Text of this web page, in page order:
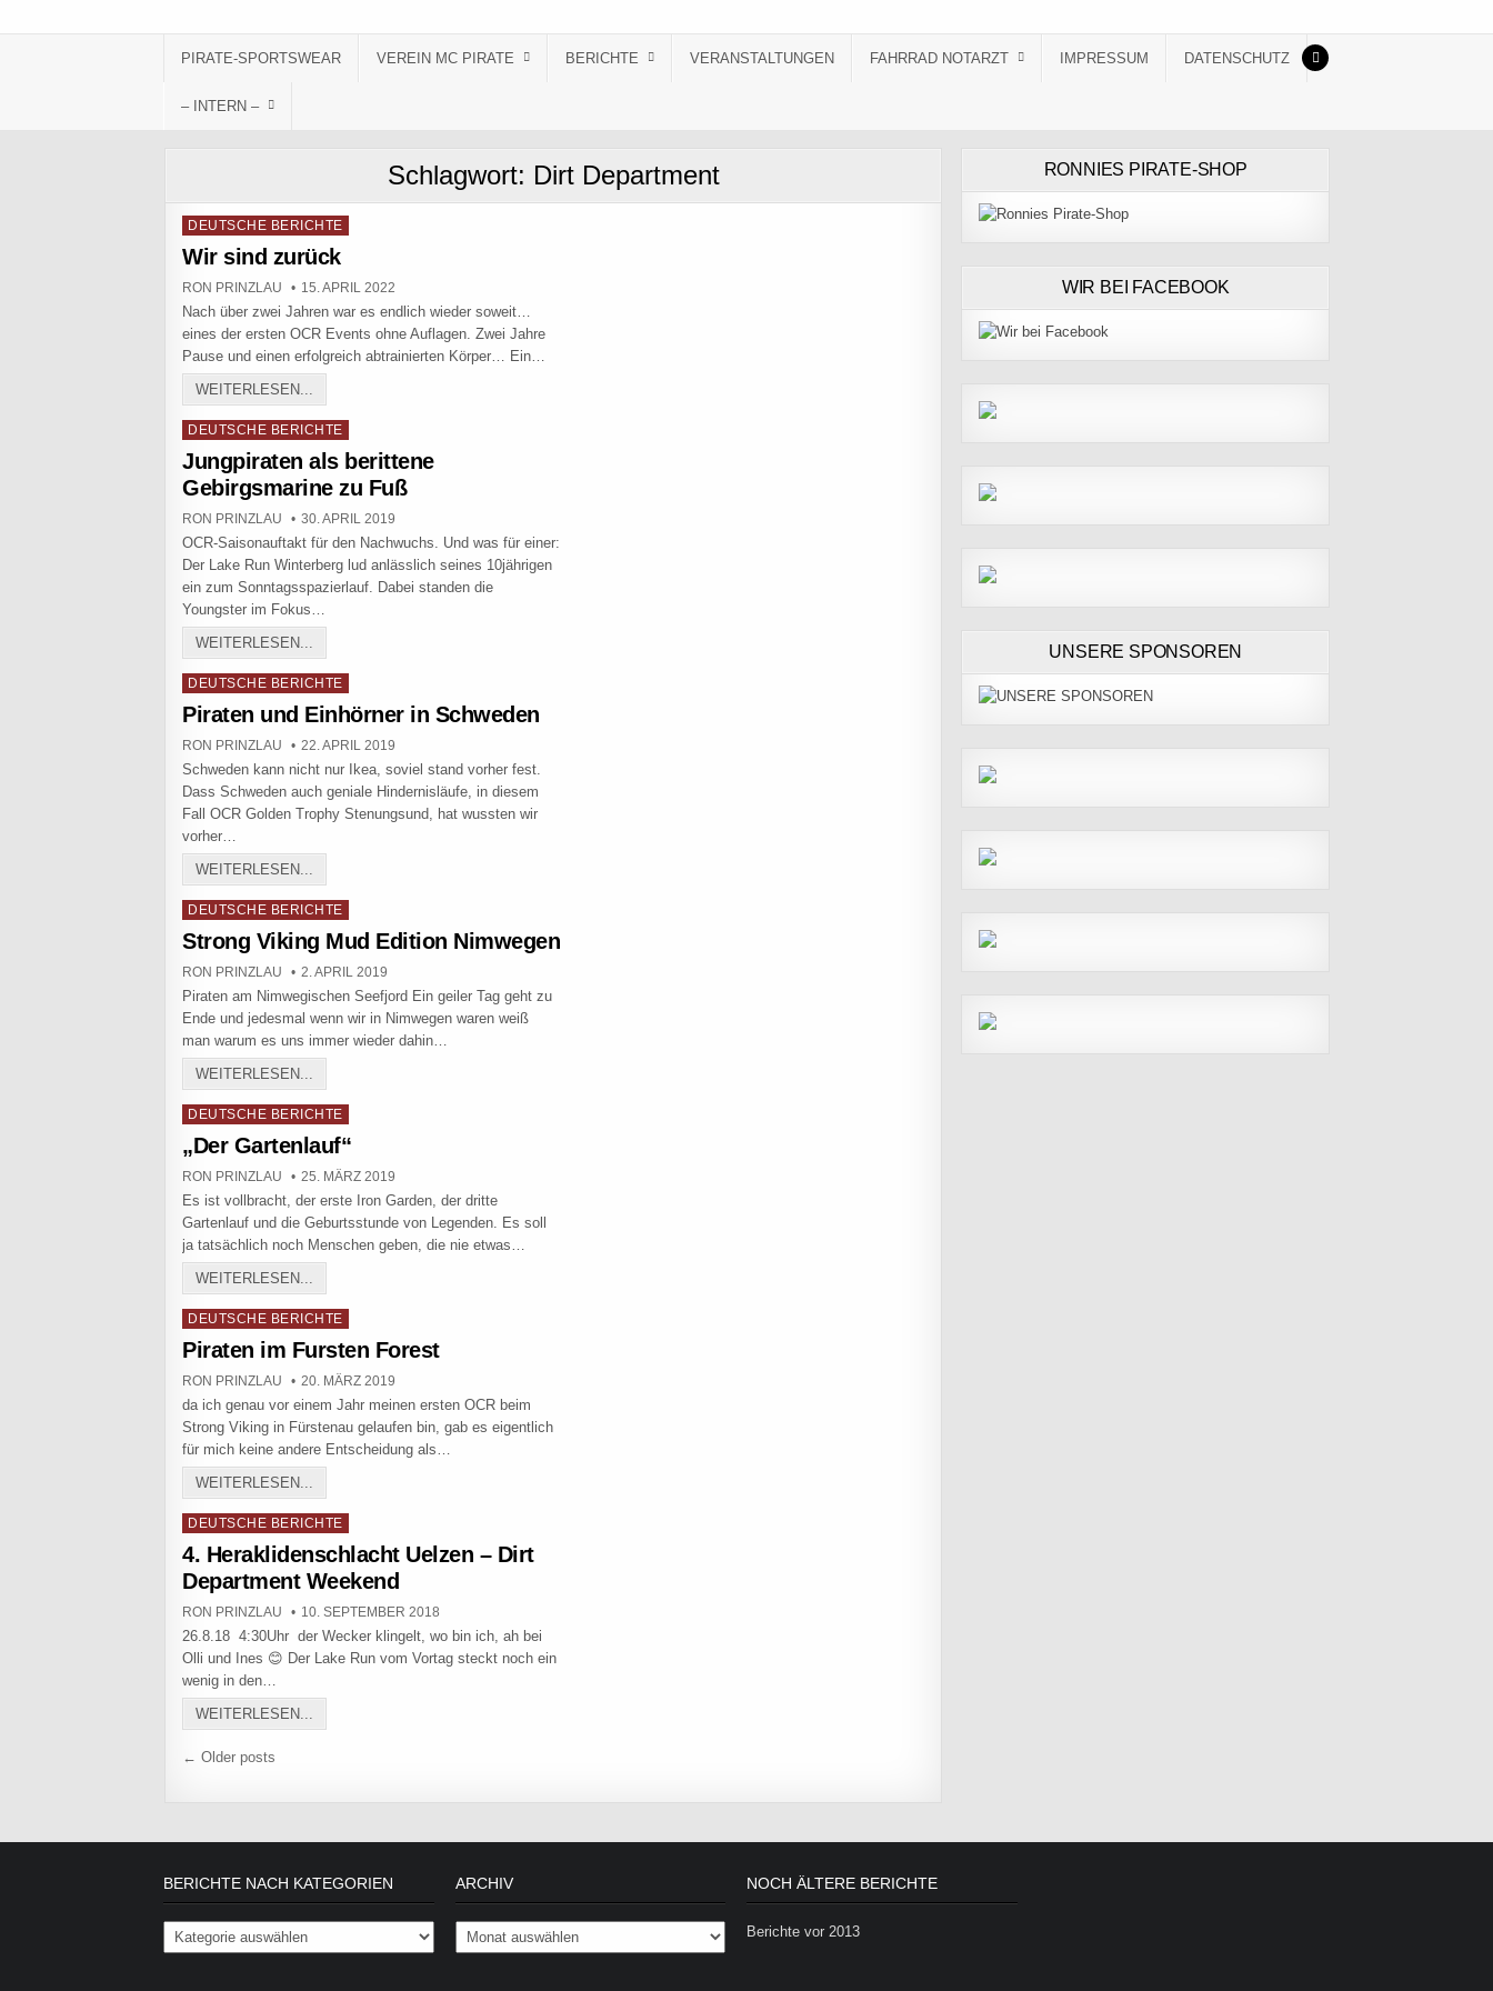
PIRATE-SPORTSWEAR VEREIN MC PIRATE BERICHTE VERANSTALTUNGEN FAHRRAD NOTARZT IMPRESSUM DATENSCHUTZ
– INTERN –
Schlagwort: Dirt Department
Posted in
DEUTSCHE BERICHTE
Wir sind zurück
AUTHOR:
RON PRINZLAU PUBLISHED DATE:
15. APRIL 2022
Nach über zwei Jahren war es endlich wieder soweit…
eines der ersten OCR Events ohne Auflagen. Zwei Jahre
Pause und einen erfolgreich abtrainierten Körper… Ein…
WEITERLESEN...
Posted in
DEUTSCHE BERICHTE
Jungpiraten als berittene
Gebirgsmarine zu Fuß
AUTHOR:
RON PRINZLAU PUBLISHED DATE:
30. APRIL 2019
OCR-Saisonauftakt für den Nachwuchs. Und was für einer:
Der Lake Run Winterberg lud anlässlich seines 10jährigen
ein zum Sonntagsspazierlauf. Dabei standen die
Youngster im Fokus…
WEITERLESEN...
Posted in
DEUTSCHE BERICHTE
Piraten und Einhörner in Schweden
AUTHOR:
RON PRINZLAU PUBLISHED DATE:
22. APRIL 2019
Schweden kann nicht nur Ikea, soviel stand vorher fest.
Dass Schweden auch geniale Hindernisläufe, in diesem
Fall OCR Golden Trophy Stenungsund, hat wussten wir
vorher…
WEITERLESEN...
Posted in
DEUTSCHE BERICHTE
Strong Viking Mud Edition Nimwegen
AUTHOR:
RON PRINZLAU PUBLISHED DATE:
2. APRIL 2019
Piraten am Nimwegischen Seefjord Ein geiler Tag geht zu
Ende und jedesmal wenn wir in Nimwegen waren weiß
man warum es uns immer wieder dahin…
WEITERLESEN...
Posted in
DEUTSCHE BERICHTE
„Der Gartenlauf“
AUTHOR:
RON PRINZLAU PUBLISHED DATE:
25. MÄRZ 2019
Es ist vollbracht, der erste Iron Garden, der dritte
Gartenlauf und die Geburtsstunde von Legenden. Es soll
ja tatsächlich noch Menschen geben, die nie etwas…
WEITERLESEN...
Posted in
DEUTSCHE BERICHTE
Piraten im Fursten Forest
AUTHOR:
RON PRINZLAU PUBLISHED DATE:
20. MÄRZ 2019
da ich genau vor einem Jahr meinen ersten OCR beim
Strong Viking in Fürstenau gelaufen bin, gab es eigentlich
für mich keine andere Entscheidung als…
WEITERLESEN...
Posted in
DEUTSCHE BERICHTE
4. Heraklidenschlacht Uelzen – Dirt
Department Weekend
AUTHOR:
RON PRINZLAU PUBLISHED DATE:
10. SEPTEMBER 2018
26.8.18 4:30Uhr der Wecker klingelt, wo bin ich, ah bei
Olli und Ines 😊 Der Lake Run vom Vortag steckt noch ein
wenig in den…
WEITERLESEN...
Beitragsnavigation
← Older posts
RONNIES PIRATE-SHOP
WIR BEI FACEBOOK
UNSERE SPONSOREN
BERICHTE NACH KATEGORIEN
Berichte nach Kategorien
ARCHIV
Archiv
NOCH ÄLTERE BERICHTE
Berichte vor 2013